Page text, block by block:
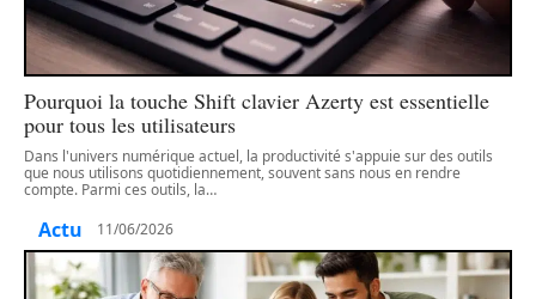
Pourquoi la touche Shift clavier Azerty est essentielle
pour tous les utilisateurs
Dans l'univers numérique actuel, la productivité s'appuie sur des outils
que nous utilisons quotidiennement, souvent sans nous en rendre
compte. Parmi ces outils, la…
Actu 11/06/2026